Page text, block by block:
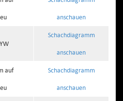
anschauen
Schachdiagramm
anschauen
auf Schachdiagramm
anschauen